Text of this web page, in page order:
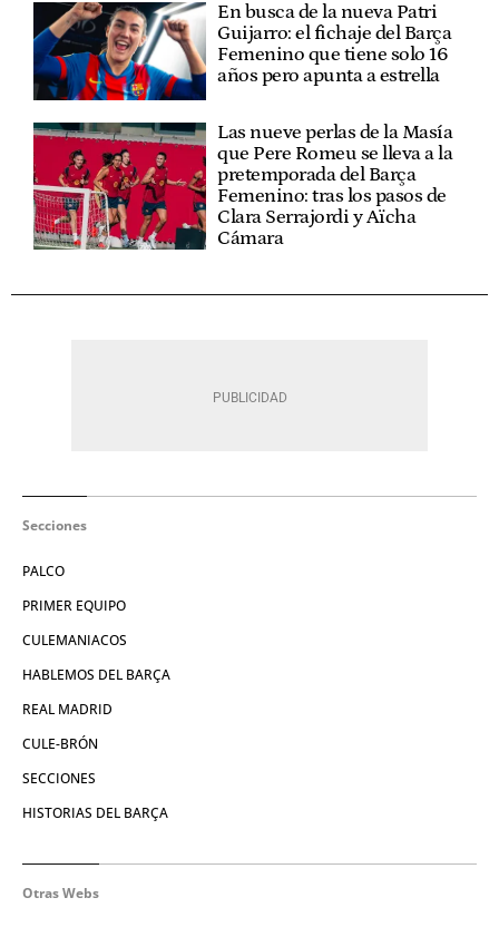
En busca de la nueva Patri
Guijarro: el fichaje del Barça
Femenino que tiene solo 16
años pero apunta a estrella
Las nueve perlas de la Masía
que Pere Romeu se lleva a la
pretemporada del Barça
Femenino: tras los pasos de
Clara Serrajordi y Aïcha
Cámara
Secciones
PALCO
PRIMER EQUIPO
CULEMANIACOS
HABLEMOS DEL BARÇA
REAL MADRID
CULE-BRÓN
SECCIONES
HISTORIAS DEL BARÇA
Otras Webs